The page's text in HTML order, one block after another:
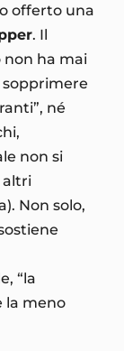
offerto una
. Il
non ha mai
sopprimere
né
non si
altri
Non solo,
“la
la meno